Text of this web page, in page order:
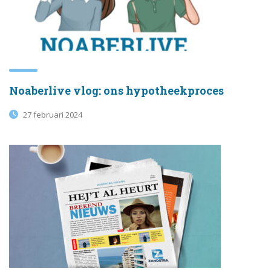
Noaberlive vlog: ons hypotheekproces
27 februari 2024